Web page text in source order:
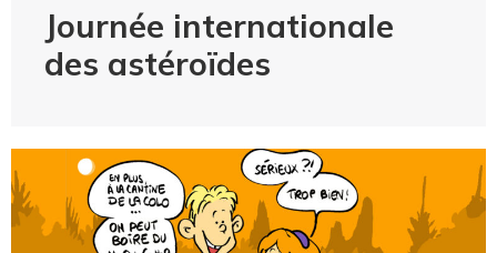
Journée internationale
des astéroïdes